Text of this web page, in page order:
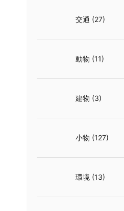
交通 (27)
動物 (11)
建物 (3)
小物 (127)
環境 (13)